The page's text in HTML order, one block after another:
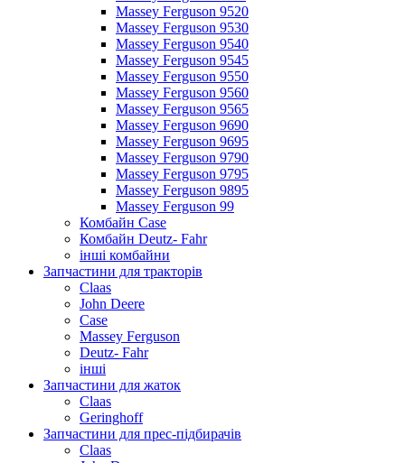
Massey Ferguson 9520
Massey Ferguson 9530
Massey Ferguson 9540
Massey Ferguson 9545
Massey Ferguson 9550
Massey Ferguson 9560
Massey Ferguson 9565
Massey Ferguson 9690
Massey Ferguson 9695
Massey Ferguson 9790
Massey Ferguson 9795
Massey Ferguson 9895
Massey Ferguson 99
Комбайн Case
Комбайн Deutz- Fahr
інші комбайни
Запчастини для тракторів
Claas
John Deere
Case
Massey Ferguson
Deutz- Fahr
інші
Запчастини для жаток
Claas
Geringhoff
Запчастини для прес-підбирачів
Claas